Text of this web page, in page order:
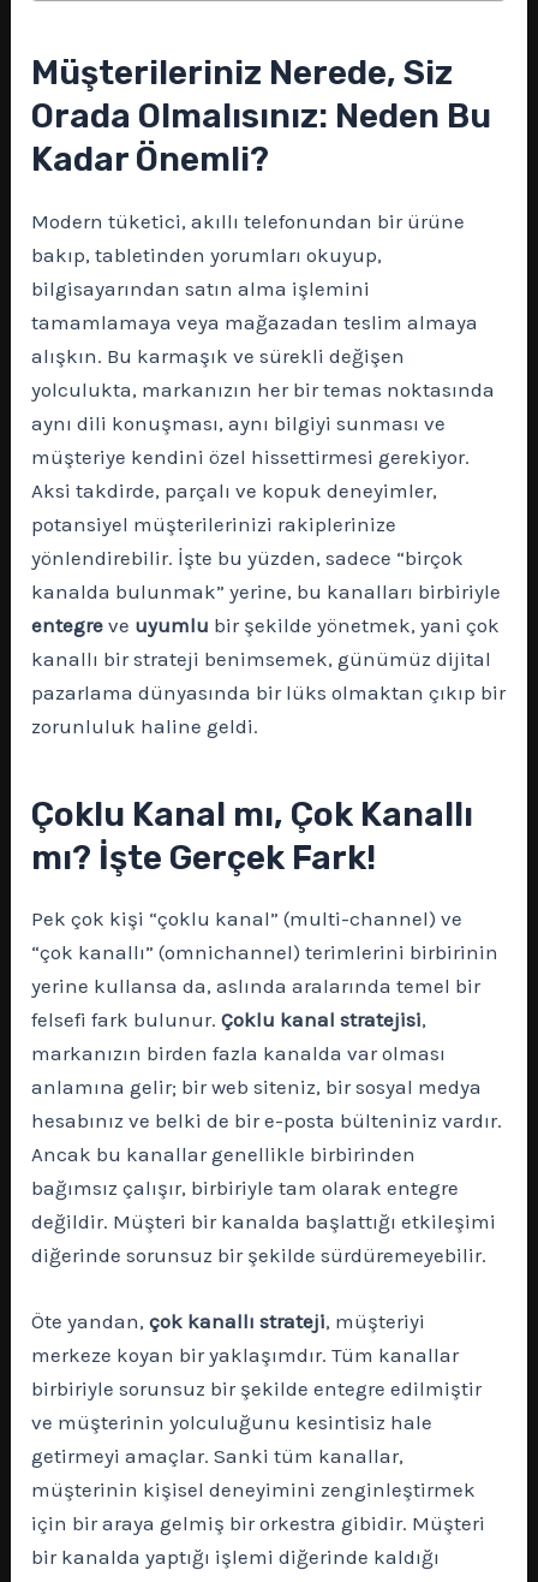
Müşterileriniz Nerede, Siz
Orada Olmalısınız: Neden Bu
Kadar Önemli?
Modern tüketici, akıllı telefonundan bir ürüne
bakıp, tabletinden yorumları okuyup,
bilgisayarından satın alma işlemini
tamamlamaya veya mağazadan teslim almaya
alışkın. Bu karmaşık ve sürekli değişen
yolculukta, markanızın her bir temas noktasında
aynı dili konuşması, aynı bilgiyi sunması ve
müşteriye kendini özel hissettirmesi gerekiyor.
Aksi takdirde, parçalı ve kopuk deneyimler,
potansiyel müşterilerinizi rakiplerinize
yönlendirebilir. İşte bu yüzden, sadece “birçok
kanalda bulunmak” yerine, bu kanalları birbiriyle
entegre ve uyumlu bir şekilde yönetmek, yani çok
kanallı bir strateji benimsemek, günümüz dijital
pazarlama dünyasında bir lüks olmaktan çıkıp bir
zorunluluk haline geldi.
Çoklu Kanal mı, Çok Kanallı
mı? İşte Gerçek Fark!
Pek çok kişi “çoklu kanal” (multi-channel) ve
“çok kanallı” (omnichannel) terimlerini birbirinin
yerine kullansa da, aslında aralarında temel bir
felsefi fark bulunur.Çoklu kanal stratejisi,
markanızın birden fazla kanalda var olması
anlamına gelir; bir web siteniz, bir sosyal medya
hesabınız ve belki de bir e-posta bülteniniz vardır.
Ancak bu kanallar genellikle birbirinden
bağımsız çalışır, birbiriyle tam olarak entegre
değildir. Müşteri bir kanalda başlattığı etkileşimi
diğerinde sorunsuz bir şekilde sürdüremeyebilir.
Öte yandan,çok kanallı strateji, müşteriyi
merkeze koyan bir yaklaşımdır. Tüm kanallar
birbiriyle sorunsuz bir şekilde entegre edilmiştir
ve müşterinin yolculuğunu kesintisiz hale
getirmeyi amaçlar. Sanki tüm kanallar,
müşterinin kişisel deneyimini zenginleştirmek
için bir araya gelmiş bir orkestra gibidir. Müşteri
bir kanalda yaptığı işlemi diğerinde kaldığı